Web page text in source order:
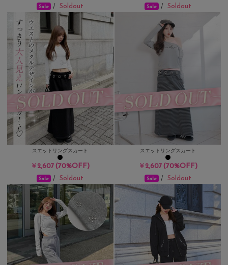
Sale /Soldout
スエットリングスカート
￥2,607(70%OFF)
Sale / Soldout
スエットリングスカート
￥2,607(70%OFF)
Sale /Soldout Sale / Soldout